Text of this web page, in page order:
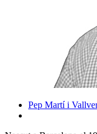
Pep Martí i